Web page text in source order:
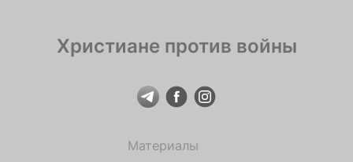
Христиане против войны
Материалы